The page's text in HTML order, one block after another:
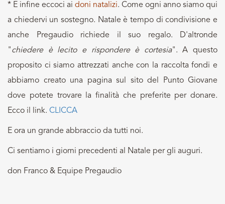
* E infine eccoci ai doni natalizi. Come ogni anno siamo qui
a chiedervi un sostegno. Natale è tempo di condivisione e
anche Pregaudio richiede il suo regalo. D'altronde
"chiedere è lecito e rispondere è cortesia". A questo
proposito ci siamo attrezzati anche con la raccolta fondi e
abbiamo creato una pagina sul sito del Punto Giovane
dove potete trovare la finalità che preferite per donare.
Ecco il link. CLICCA
E ora un grande abbraccio da tutti noi.
Ci sentiamo i giorni precedenti al Natale per gli auguri.
don Franco & Equipe Pregaudio